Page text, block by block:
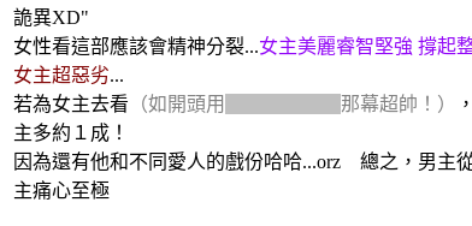
詭異XD"
女性看這部應該會精神分裂...女主美麗睿智堅強 撐起
女主超惡劣...
若為女主去看 （如開頭用 那幕超帥！）
主多約１成！
因為還有他和不同愛人的戲份哈哈...orz 總之，男主
主痛心至極